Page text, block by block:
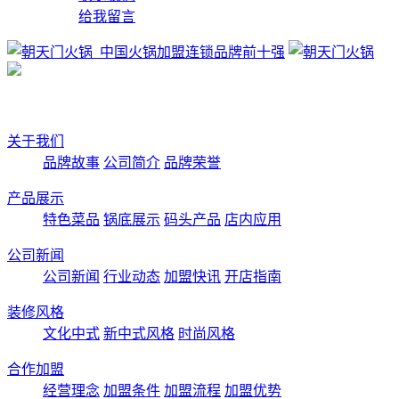
给我留言
关于我们
品牌故事 公司简介 品牌荣誉
产品展示
特色菜品 锅底展示 码头产品 店内应用
公司新闻
公司新闻 行业动态 加盟快讯 开店指南
装修风格
文化中式 新中式风格 时尚风格
合作加盟
经营理念 加盟条件 加盟流程 加盟优势